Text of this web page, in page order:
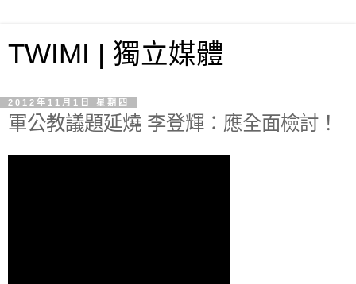
TWIMI | 獨立媒體
2012年11月1日 星期四
軍公教議題延燒 李登輝：應全面檢討！